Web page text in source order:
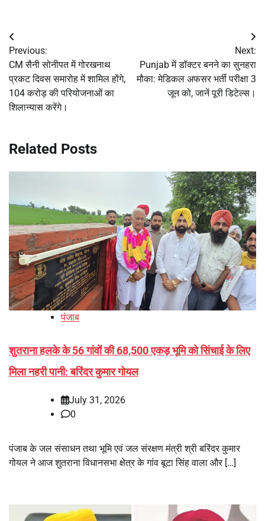
Post
navigation
Previous:
CM सैनी सोनीपत में गोरखनाथ
प्रकट दिवस समारोह में शामिल होंगे,
104 करोड़ की परियोजनाओं का
शिलान्यास करेंगे।
Next:
Punjab में डॉक्टर बनने का सुनहरा
मौका: मेडिकल अफसर भर्ती परीक्षा 3
जून को, जानें पूरी डिटेल्स।
Related Posts
पंजाब
शुतराना हलके के 56 गांवों की 68,500 एकड़ भूमि को सिंचाई के लिए
मिला नहरी पानी: बरिंदर कुमार गोयल
July 31, 2026
0
पंजाब के जल संसाधन तथा भूमि एवं जल संरक्षण मंत्री श्री बरिंदर कुमार
गोयल ने आज शुतराना विधानसभा क्षेत्र के गांव बूटा सिंह वाला और […]